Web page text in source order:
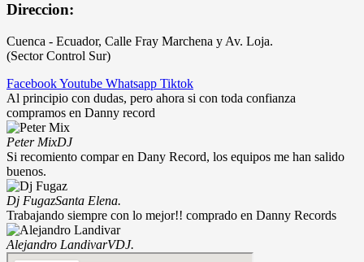
Direccion:
Cuenca - Ecuador, Calle Fray Marchena y Av. Loja.
(Sector Control Sur)
FacebookYoutube Whatsapp Tiktok
Al principio con dudas, pero ahora si con toda confianza
compramos en Danny record
Peter MixDJ
Si recomiento compar en Dany Record, los equipos me han salido
buenos.
Dj FugazSanta Elena.
Trabajando siempre con lo mejor!! comprado en Danny Records
Alejandro LandivarVDJ.